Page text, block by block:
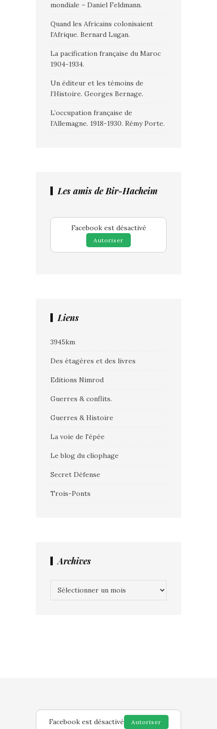
mondiale – Daniel Feldmann.
Quand les Africains colonisaient
l’Afrique. Bernard Lugan.
La pacification française du Maroc
1904-1934.
Un éditeur et les témoins de
l’Histoire. Georges Bernage.
L’occupation française de
l’Allemagne. 1918-1930. Rémy Porte.
Les amis de Bir-Hacheim
Facebook est désactivé
Autoriser
Liens
3945km
Des étagères et des livres
Editions Nimrod
Guerres & conflits.
Guerres & Histoire
La voie de l'épée
Le blog du cliophage
Secret Défense
Trois-Ponts
Archives
Facebook est désactivé Autoriser